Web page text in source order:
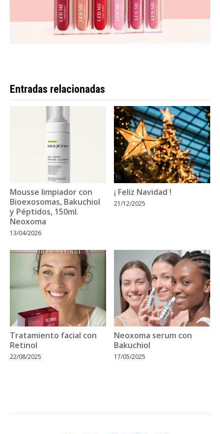
Entradas relacionadas
Mousse limpiador con
Bioexosomas, Bakuchiol
y Péptidos, 150ml.
Neoxoma
13/04/2026
¡ Feliz Navidad !
21/12/2025
Tratamiento facial con
Retinol
22/08/2025
Neoxoma serum con
Bakuchiol
17/05/2025